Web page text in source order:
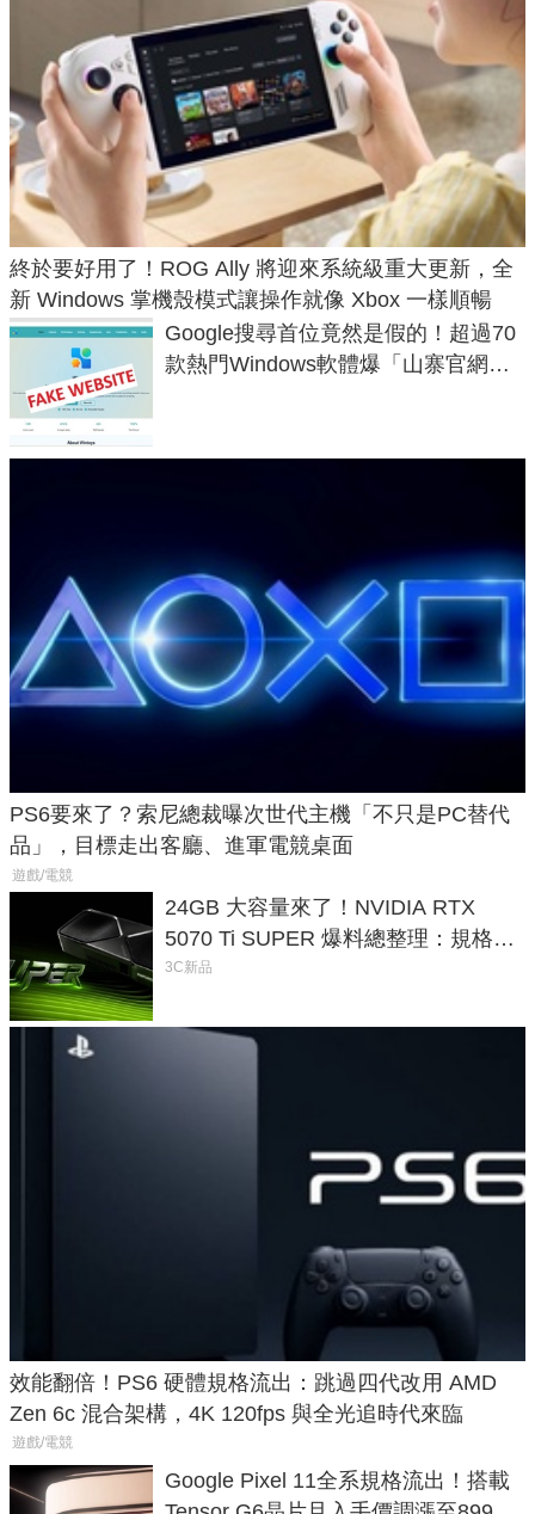
終於要好用了！ROG Ally 將迎來系統級重大更新，全
新 Windows 掌機殼模式讓操作就像 Xbox 一樣順暢
Google搜尋首位竟然是假的！超過70
款熱門Windows軟體爆「山寨官網」
PS6要來了？索尼總裁曝次世代主機「不只是PC替代
品」，目標走出客廳、進軍電競桌面
遊戲/電競
24GB 大容量來了！NVIDIA RTX
5070 Ti SUPER 爆料總整理：規格、
功耗、上市時間
3C新品
效能翻倍！PS6 硬體規格流出：跳過四代改用 AMD
Zen 6c 混合架構，4K 120fps 與全光追時代來臨
遊戲/電競
Google Pixel 11全系規格流出！搭載